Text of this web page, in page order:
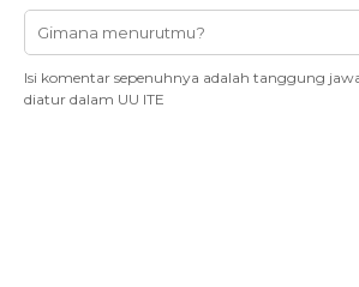
Isi komentar sepenuhnya adalah tanggung
diatur dalam UU ITE